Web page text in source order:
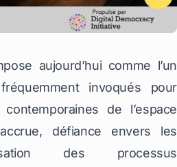
aujourd’hui comme l’un
invoqués pour
de l’espace
défiance envers les
des processus